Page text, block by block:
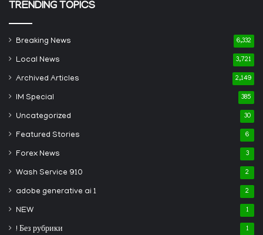
TRENDING TOPICS
Breaking News 6,332
Local News 3,721
Archived Articles 2,149
IM Special 385
Uncategorized 30
Featured Stories 6
Forex News 3
Wash Service 910 2
adobe generative ai 1 2
NEW 1
! Без рубрики 1